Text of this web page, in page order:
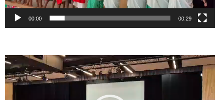
00:00 00:29
Lecteur
vidéo